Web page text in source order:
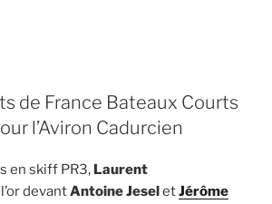
de France Bateaux Courts
l’Aviron Cadurcien
en skiff PR3, Laurent
devantAntoine JeseletJérôme